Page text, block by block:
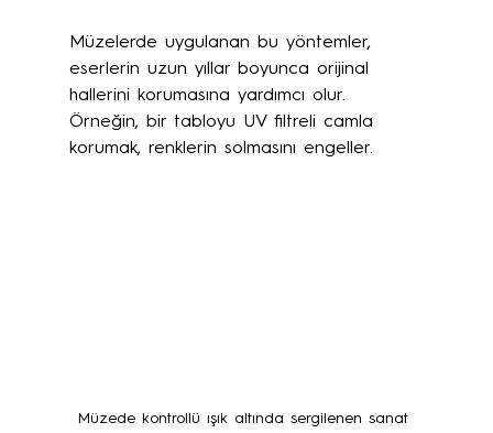
Müzelerde uygulanan bu yöntemler,
eserlerin uzun yıllar boyunca orijinal
hallerini korumasına yardımcı olur.
Örneğin, bir tabloyu UV filtreli camla
korumak, renklerin solmasını engeller.
Müzede kontrollü ışık altında sergilenen sanat